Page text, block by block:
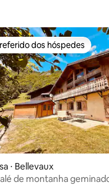
dos hóspedes
dos hóspedes
⋅ Bellevaux
de montanha